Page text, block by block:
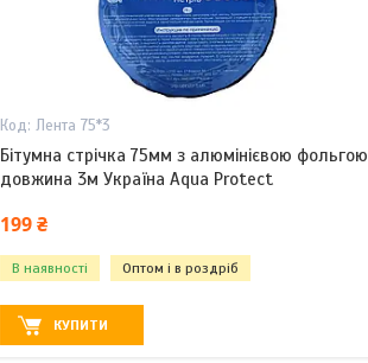
Лента 75*3
Бітумна стрічка 75мм з алюмінієвою фольгою
довжина 3м Україна Aqua Protect
199 ₴
В наявності Оптом і в роздріб
КУПИТИ